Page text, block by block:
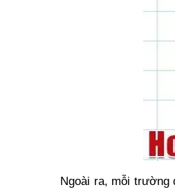
Ngoài ra, mỗi trường